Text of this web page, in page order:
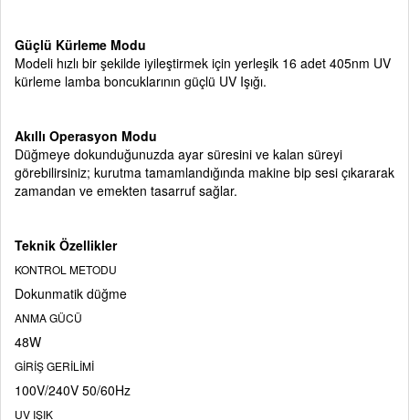
Güçlü Kürleme Modu
Modeli hızlı bir şekilde iyileştirmek için yerleşik 16 adet 405nm UV
kürleme lamba boncuklarının güçlü UV Işığı.
Akıllı Operasyon Modu
Düğmeye dokunduğunuzda ayar süresini ve kalan süreyi
görebilirsiniz; kurutma tamamlandığında makine bip sesi çıkararak
zamandan ve emekten tasarruf sağlar.
Teknik Özellikler
KONTROL METODU
Dokunmatik düğme
ANMA GÜCÜ
48W
GİRİŞ GERİLİMİ
100V/240V 50/60Hz
UV IŞIK